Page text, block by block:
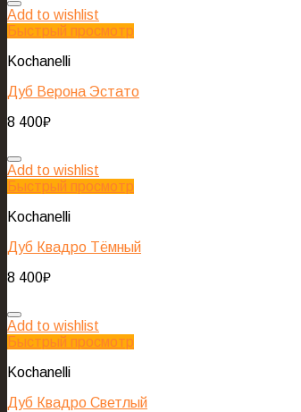
Add to wishlist
Быстрый просмотр
Kochanelli
Дуб Верона Эстато
8 400₽
Add to wishlist
Быстрый просмотр
Kochanelli
Дуб Квадро Тёмный
8 400₽
Add to wishlist
Быстрый просмотр
Kochanelli
Дуб Квадро Светлый